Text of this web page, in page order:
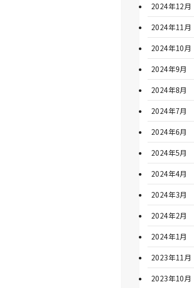
2024年12月
2024年11月
2024年10月
2024年9月
2024年8月
2024年7月
2024年6月
2024年5月
2024年4月
2024年3月
2024年2月
2024年1月
2023年11月
2023年10月